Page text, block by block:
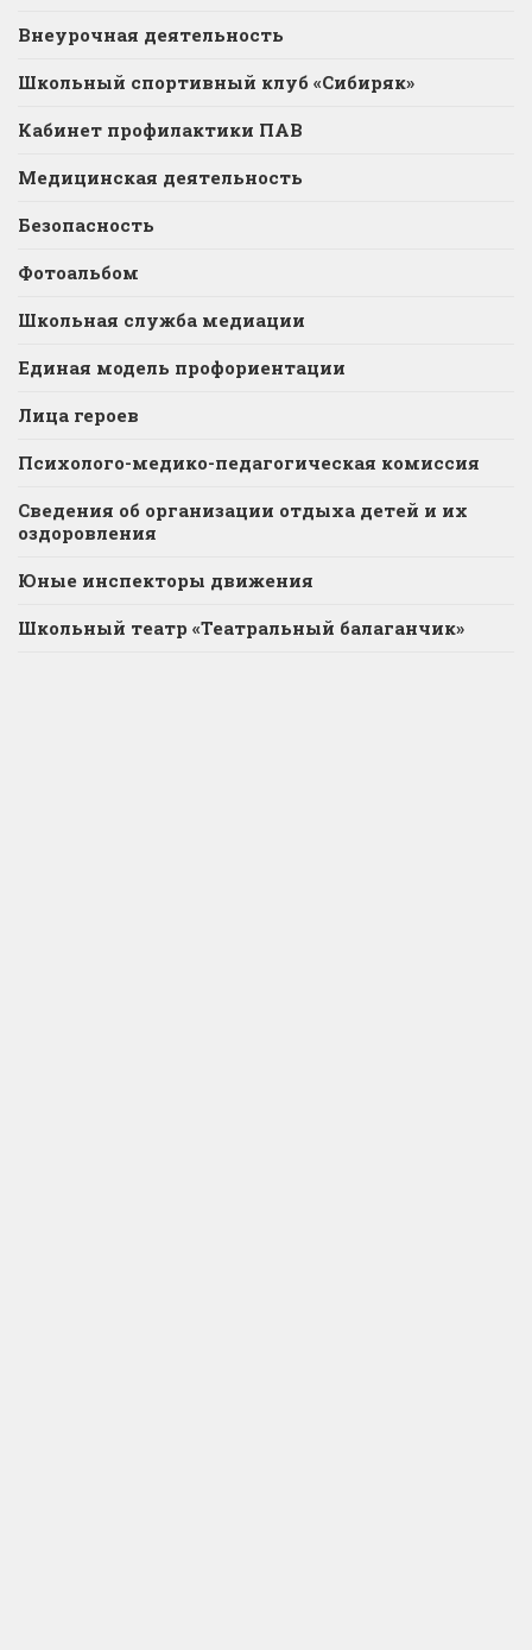
Внеурочная деятельность
Школьный спортивный клуб «Сибиряк»
Кабинет профилактики ПАВ
Медицинская деятельность
Безопасность
Фотоальбом
Школьная служба медиации
Единая модель профориентации
Лица героев
Психолого-медико-педагогическая комиссия
Сведения об организации отдыха детей и их
оздоровления
Юные инспекторы движения
Школьный театр «Театральный балаганчик»